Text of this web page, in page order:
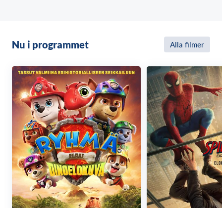
which is triggered by anger or pain. But as Charlie
turns 11, the fire becomes harder and harder to
a mysterious operative (Michael Greyeyes; Wild
Indian, Rutherford Falls) is deployed to hunt down
the family and seize Charlie once and for all. Charlie
has other plans.
Nu i programmet Alla filmer